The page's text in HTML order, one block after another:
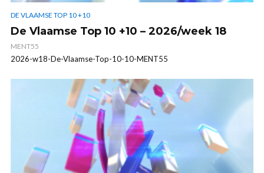
DE VLAAMSE TOP 10 +10
De Vlaamse Top 10 +10 – 2026/week 18
MENT55
2026-w18-De-Vlaamse-Top-10-10-MENT55